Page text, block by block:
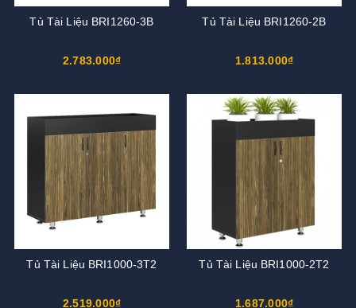
Tủ Tài Liệu BRI1260-3B
2.783.000₫
Tủ Tài Liệu BRI1260-2B
1.813.000₫
Tủ Tài Liệu BRI1000-3T2
2.519.000₫
Tủ Tài Liệu BRI1000-2T2
1.687.000₫